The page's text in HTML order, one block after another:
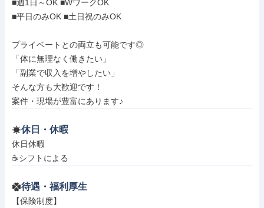
■週1日～OK ■WワークOK
■平日のみOK ■土日祝のみOK
プライベートとの両立も可能です◎
「体に無理なく働きたい」
「副業で収入を増やしたい」
そんな方も大歓迎です！
案件・現場が豊富にあります♪
休日・休暇
休日休暇
☕シフトによる
待遇・福利厚生
【保険制度】